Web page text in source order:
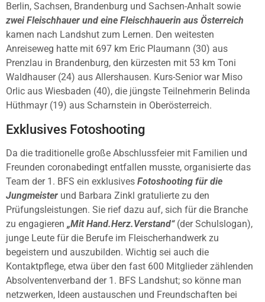
Berlin, Sachsen, Brandenburg und Sachsen-Anhalt sowie
zwei Fleischhauer und eine Fleischhauerin aus Österreich
kamen nach Landshut zum Lernen. Den weitesten
Anreiseweg hatte mit 697 km Eric Plaumann (30) aus
Prenzlau in Brandenburg, den kürzesten mit 53 km Toni
Waldhauser (24) aus Allershausen. Kurs-Senior war Miso
Orlic aus Wiesbaden (40), die jüngste Teilnehmerin Belinda
Hüthmayr (19) aus Scharnstein in Oberösterreich.
Exklusives Fotoshooting
Da die traditionelle große Abschlussfeier mit Familien und
Freunden coronabedingt entfallen musste, organisierte das
Team der 1. BFS ein exklusives Fotoshooting für die
Jungmeister und Barbara Zinkl gratulierte zu den
Prüfungsleistungen. Sie rief dazu auf, sich für die Branche
zu engagieren „Mit Hand.Herz.Verstand“ (der Schulslogan),
junge Leute für die Berufe im Fleischerhandwerk zu
begeistern und auszubilden. Wichtig sei auch die
Kontaktpflege, etwa über den fast 600 Mitglieder zählenden
Absolventenverband der 1. BFS Landshut; so könne man
netzwerken, Ideen austauschen und Freundschaften bei